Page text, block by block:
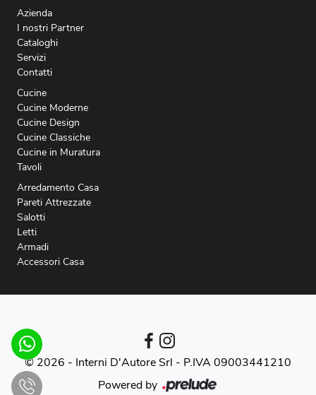
Azienda
I nostri Partner
Cataloghi
Servizi
Contatti
Cucine
Cucine Moderne
Cucine Design
Cucine Classiche
Cucine in Muratura
Tavoli
Arredamento Casa
Pareti Attrezzate
Salotti
Letti
Armadi
Accessori Casa
© 2026 - Interni D'Autore Srl - P.IVA 09003441210
Powered by